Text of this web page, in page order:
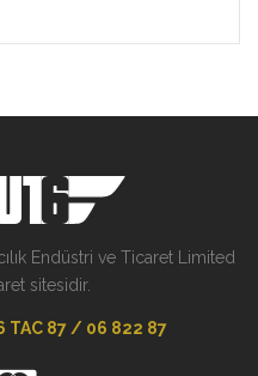
Endüstri ve Ticaret Limited
sitesidir.
TAC 87 / 06 822 87